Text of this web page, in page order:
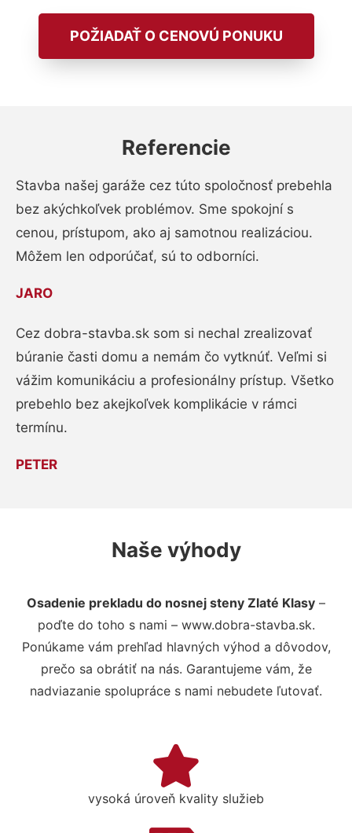
POŽIADAŤ O CENOVÚ PONUKU
Referencie
Stavba našej garáže cez túto spoločnosť prebehla
bez akýchkoľvek problémov. Sme spokojní s
cenou, prístupom, ako aj samotnou realizáciou.
Môžem len odporúčať, sú to odborníci.
JARO
Cez dobra-stavba.sk som si nechal zrealizovať
búranie časti domu a nemám čo vytknúť. Veľmi si
vážim komunikáciu a profesionálny prístup. Všetko
prebehlo bez akejkoľvek komplikácie v rámci
termínu.
PETER
Naše výhody
Osadenie prekladu do nosnej steny Zlaté Klasy –
poďte do toho s nami – www.dobra-stavba.sk.
Ponúkame vám prehľad hlavných výhod a dôvodov,
prečo sa obrátiť na nás. Garantujeme vám, že
nadviazanie spolupráce s nami nebudete ľutovať.
vysoká úroveň kvality služieb